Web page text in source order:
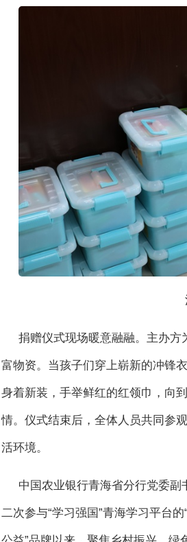
捐赠仪式现场暖意融融。主办
富物资。当孩子们穿上崭新的冲锋
身着新装，手举鲜红的红领巾，向
情。仪式结束后，全体人员共同参
活环境。
中国农业银行青海省分行党委
二次参与“学习强国”青海学习平台